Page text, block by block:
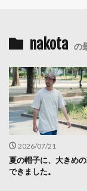
nakota の
2026/07/21
夏の帽子に、大きめ
できました。